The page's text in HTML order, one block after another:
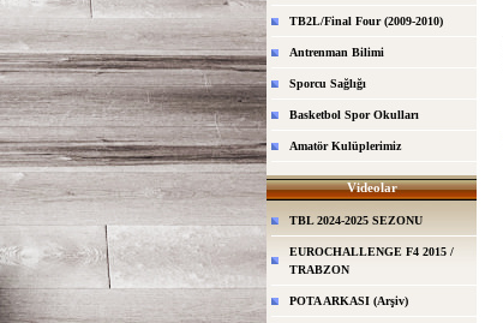
TB2L/Final Four (2009-2010)
Antrenman Bilimi
Sporcu Sağlığı
Basketbol Spor Okulları
Amatör Kulüplerimiz
Videolar
TBL 2024-2025 SEZONU
EUROCHALLENGE F4 2015 /
TRABZON
POTA ARKASI (Arşiv)